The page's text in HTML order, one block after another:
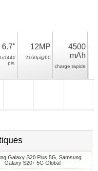
6.7"
pix.
12MP
2160p@60
4500
mAh
charge rapide
Galaxy S20 Plus 5G, Samsung
Galaxy S20+ 5G Global